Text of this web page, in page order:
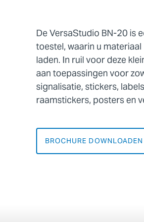
De VersaStudio BN-20 is
toestel, waarin u
laden. In ruil voor deze
aan toepassingen voor
signalisatie, stickers,
raamstickers, posters en
BROCHURE DOWNLOADEN